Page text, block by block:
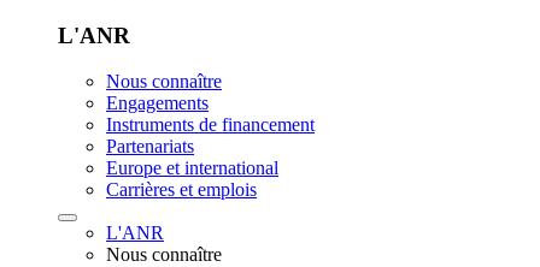
L'ANR
Nous connaître
Engagements
Instruments de financement
Partenariats
Europe et international
Carrières et emplois
L'ANR
Nous connaître